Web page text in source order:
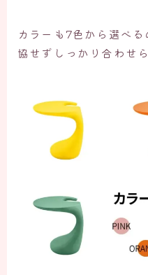
カラーも7色から選べ
協せずしっかり合わせら